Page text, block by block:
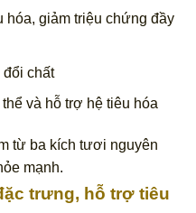
giảm triệu chứng đầy
đổi chất
và hỗ trợ hệ tiêu hóa
từ ba kích tươi nguyên
mạnh.
trưng, hỗ trợ tiêu